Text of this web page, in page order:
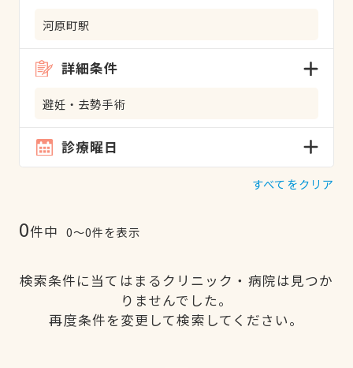
河原町駅
詳細条件
避妊・去勢手術
診療曜日
すべてをクリア
0件中 0〜0件を表示
検索条件に当てはまるクリニック・病院は見つか
りませんでした。
再度条件を変更して検索してください。